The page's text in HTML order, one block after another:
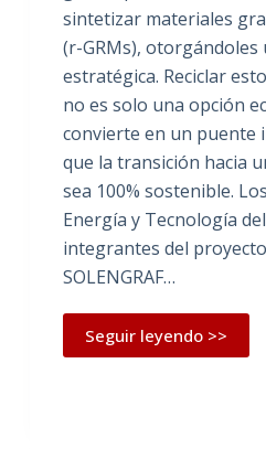
sintetizar materiales
(r-GRMs), otorgándoles
estratégica. Reciclar
no es solo una opción
convierte en un puente
que la transición hacia
sea 100% sostenible.
Energía y Tecnología
integrantes del
SOLENGRAF…
Seguir leyendo >>